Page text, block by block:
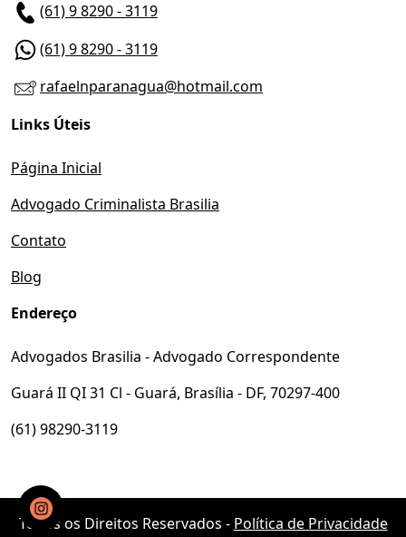
(61) 9 8290 - 3119
(61) 9 8290 - 3119
rafaelnparanagua@hotmail.com
Links Úteis
Página Inicial
Advogado Criminalista Brasilia
Contato
Blog
Endereço
Advogados Brasilia - Advogado Correspondente
Guará II QI 31 Cl - Guará, Brasília - DF, 70297-400
(61) 98290-3119
Todos os Direitos Reservados - Política de Privacidade